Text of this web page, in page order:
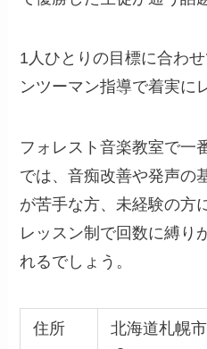
1人ひとりの目標に合わ
ンツーマン指導で着実に
フォレスト音楽教室で一
では、音痴改善や発声の
が苦手な方、未経験の方
レッスン制で回数に縛り
れるでしょう。
住所
北海道札幌